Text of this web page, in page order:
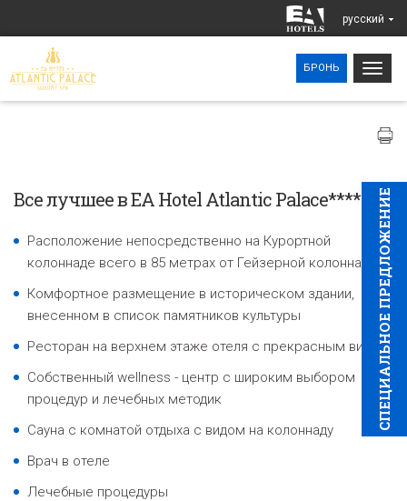
pусский
БРОНЬ
CПЕЦИAЛЬНОЕ ПРЕДЛОЖЕНИЕ
Все лучшее в EA Hotel Atlantic Palace****
Расположение непосредственно на Курортной
колоннаде всего в 85 метрах от Гейзерной колоннады
Комфортное размещение в историческом здании,
внесенном в список памятников культуры
Ресторан на верхнем этаже отеля с прекрасным видом
Собственный wellness - центр с широким выбором
процедур и лечебных методик
Сауна с комнатой отдыха с видом на колоннаду
Врач в отеле
Лечебные процедуры